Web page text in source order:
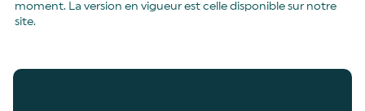
moment. La version en vigueur est celle disponible sur notre
site.